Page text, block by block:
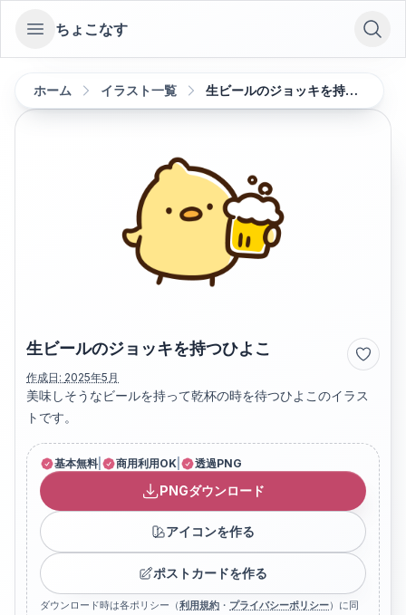
Open sidebar
ちょこなす
ホーム イラスト一覧 生ビールのジョッキを持つひよこ
生ビールのジョッキを持つひよこ
作成日: 2025年5月
美味しそうなビールを持って乾杯の時を待つひよこのイラス
トです。
基本無料 商用利用OK 透過PNG
PNGダウンロード
アイコンを作る
ポストカードを作る
ダウンロード時は各ポリシー（利用規約 ・ プライバシーポリシー）に同